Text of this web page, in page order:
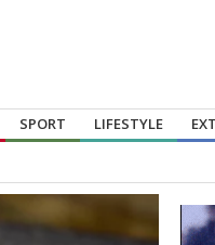
SPORT LIFESTYLE